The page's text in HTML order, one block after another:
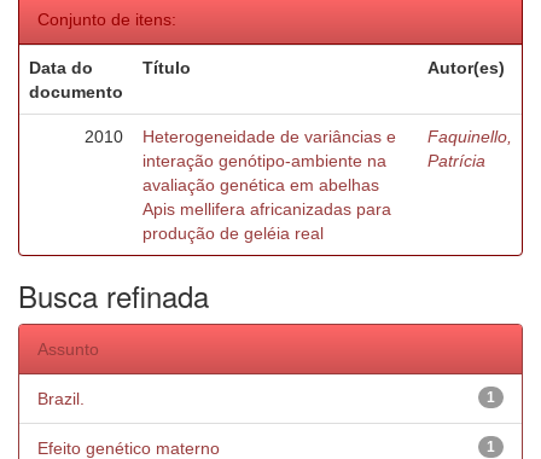
Conjunto de itens:
Data do
documento
Título Autor(es)
2010
Heterogeneidade de variâncias e
interação genótipo-ambiente na
avaliação genética em abelhas
Apis mellifera africanizadas para
produção de geléia real
Faquinello,
Patrícia
Busca refinada
Assunto
1
Brazil.
1
Efeito genético materno